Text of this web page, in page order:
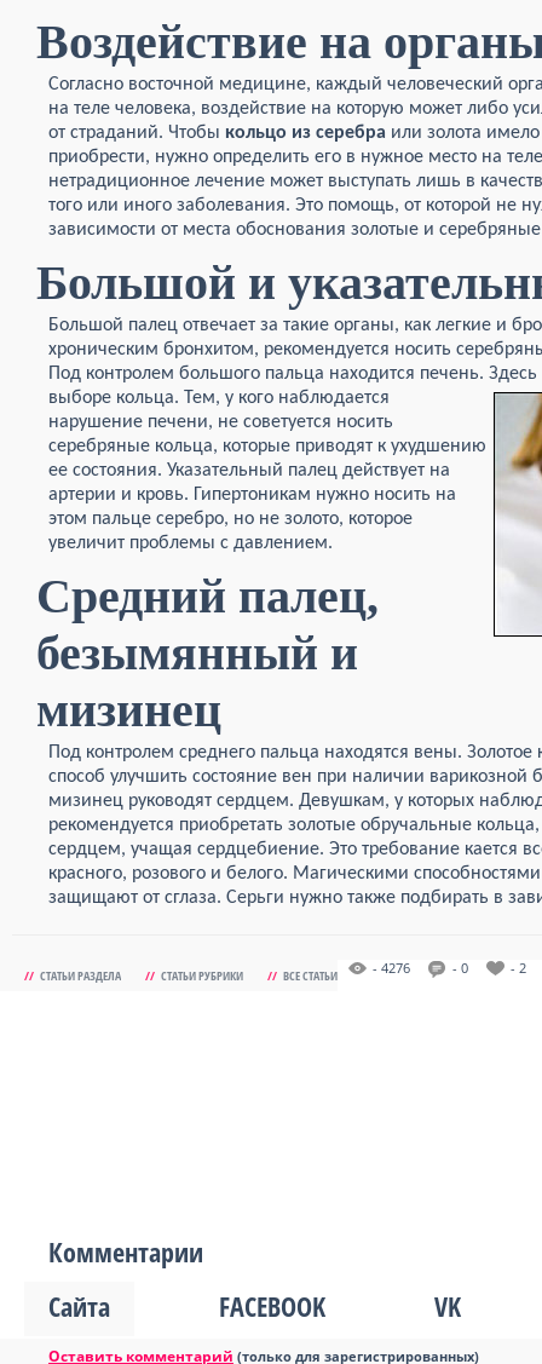
Воздействие на
Согласно восточной медицине, каждый человеческий
на теле человека, воздействие на которую может либо
от страданий. Чтобы кольцо из серебра или золота
приобрести, нужно определить его в нужное место на
нетрадиционное лечение может выступать лишь в
того или иного заболевания. Это помощь, от которой не
зависимости от места обоснования золотые и
Большой и
Большой палец отвечает за такие органы, как легкие и
хроническим бронхитом, рекомендуется носить
Под контролем большого пальца находится печень.
выборе кольца.
Тем, у кого наблюдается
нарушение печени, не советуется носить
серебряные кольца, которые приводят к ухудшению
ее состояния. Указательный палец действует на
артерии и кровь. Гипертоникам нужно носить на
этом пальце серебро, но не золото, которое
увеличит проблемы с давлением.
Средний палец,
безымянный и
мизинец
Под контролем среднего пальца находятся вены.
способ улучшить состояние вен при наличии
мизинец руководят сердцем. Девушкам, у которых
рекомендуется приобретать золотые обручальные
сердцем, учащая сердцебиение. Это требование кается
красного, розового и белого. Магическими
защищают от сглаза. Серьги нужно также подбирать в
// СТАТЬИ РАЗДЕЛА // СТАТЬИ РУБРИКИ // ВСЕ СТАТЬИ - 4276 - 0 - 2
Комментарии
Сайта
FACEBOOK VK
Оставить комментарий (только для зарегистрированных)